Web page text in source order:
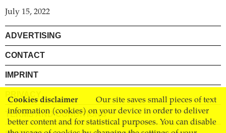
Cookies disclaimer
Our site saves small pieces of text
information (cookies) on your device in order to deliver
better content and for statistical purposes. You can disable
July 15, 2022
ADVERTISING
CONTACT
IMPRINT
PRIVACY
TERMS AND CONDITIONS